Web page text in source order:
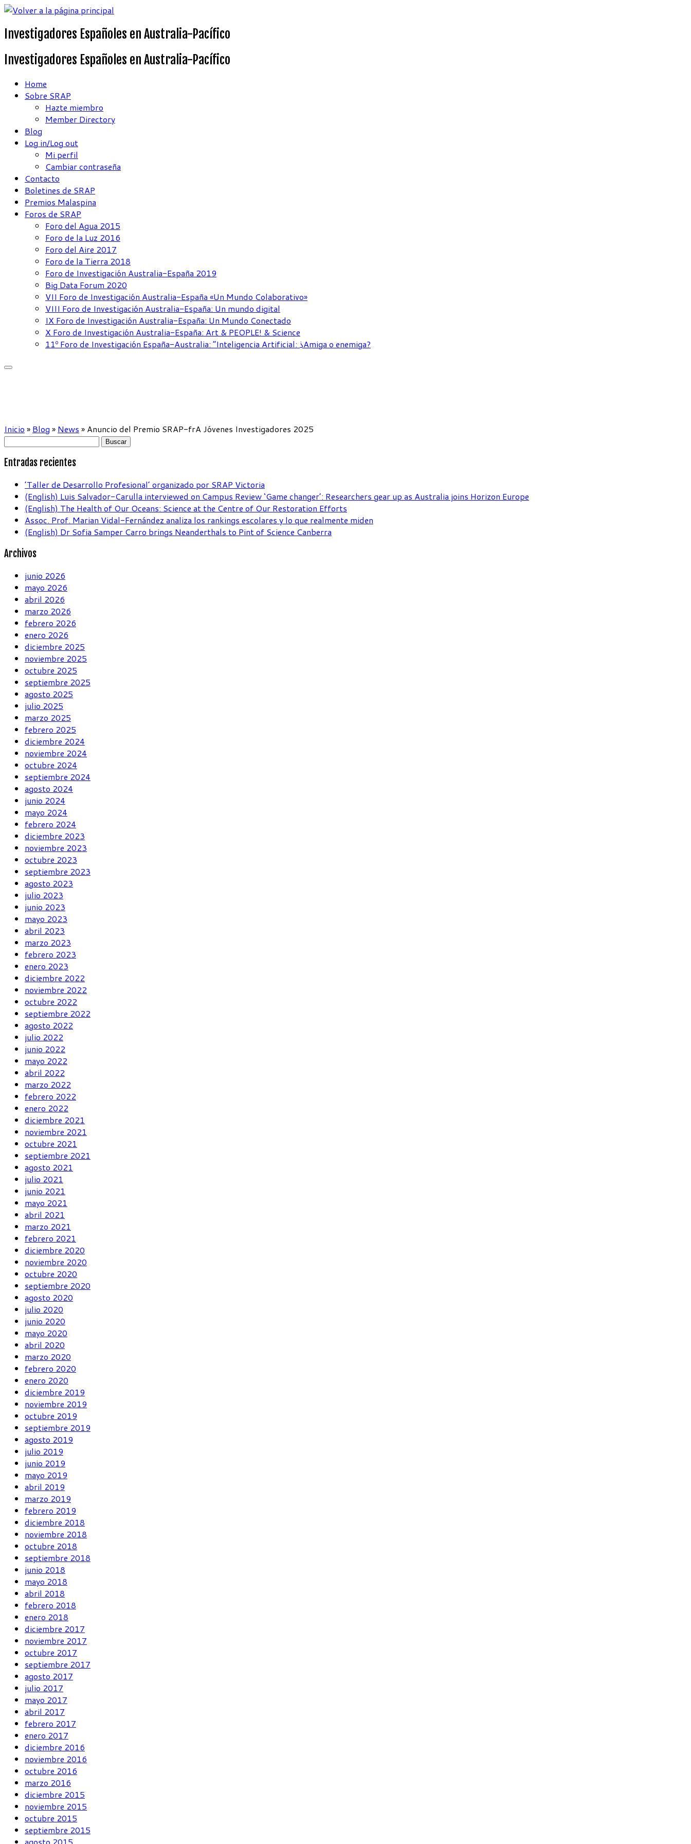
Saltar
contenido
Investigadores Españoles en Australia-Pacífico
Investigadores Españoles en Australia-Pacífico
Home
Sobre SRAP
Hazte miembro
Member Directory
Blog
Log in/Log out
Mi perfil
Cambiar contraseña
Contacto
Boletines de SRAP
Premios Malaspina
Foros de SRAP
Foro del Agua 2015
Foro de la Luz 2016
Foro del Aire 2017
Foro de la Tierra 2018
Foro de Investigación Australia-España 2019
Big Data Forum 2020
VII Foro de Investigación Australia-España «Un Mundo Colaborativo»
VIII Foro de Investigación Australia-España: Un mundo digital
IX Foro de Investigación Australia-España: Un Mundo Conectado
X Foro de Investigación Australia-España: Art & PEOPLE! & Science
11º Foro de Investigación España-Australia: “Inteligencia Artificial: ¿Amiga o enemiga?
Inicio » Blog » News » Anuncio del Premio SRAP-frA Jóvenes Investigadores 2025
Buscar:
Entradas recientes
’Taller de Desarrollo Profesional’ organizado por SRAP Victoria
(English) Luis Salvador-Carulla interviewed on Campus Review ‘Game changer’: Researchers gear up as Australia joins Horizon Europe
(English) The Health of Our Oceans: Science at the Centre of Our Restoration Efforts
Assoc. Prof. Marian Vidal-Fernández analiza los rankings escolares y lo que realmente miden
(English) Dr Sofia Samper Carro brings Neanderthals to Pint of Science Canberra
Archivos
junio 2026
mayo 2026
abril 2026
marzo 2026
febrero 2026
enero 2026
diciembre 2025
noviembre 2025
octubre 2025
septiembre 2025
agosto 2025
julio 2025
marzo 2025
febrero 2025
diciembre 2024
noviembre 2024
octubre 2024
septiembre 2024
agosto 2024
junio 2024
mayo 2024
febrero 2024
diciembre 2023
noviembre 2023
octubre 2023
septiembre 2023
agosto 2023
julio 2023
junio 2023
mayo 2023
abril 2023
marzo 2023
febrero 2023
enero 2023
diciembre 2022
noviembre 2022
octubre 2022
septiembre 2022
agosto 2022
julio 2022
junio 2022
mayo 2022
abril 2022
marzo 2022
febrero 2022
enero 2022
diciembre 2021
noviembre 2021
octubre 2021
septiembre 2021
agosto 2021
julio 2021
junio 2021
mayo 2021
abril 2021
marzo 2021
febrero 2021
diciembre 2020
noviembre 2020
octubre 2020
septiembre 2020
agosto 2020
julio 2020
junio 2020
mayo 2020
abril 2020
marzo 2020
febrero 2020
enero 2020
diciembre 2019
noviembre 2019
octubre 2019
septiembre 2019
agosto 2019
julio 2019
junio 2019
mayo 2019
abril 2019
marzo 2019
febrero 2019
diciembre 2018
noviembre 2018
octubre 2018
septiembre 2018
junio 2018
mayo 2018
abril 2018
febrero 2018
enero 2018
diciembre 2017
noviembre 2017
octubre 2017
septiembre 2017
agosto 2017
julio 2017
mayo 2017
abril 2017
febrero 2017
enero 2017
diciembre 2016
noviembre 2016
octubre 2016
marzo 2016
diciembre 2015
noviembre 2015
octubre 2015
septiembre 2015
agosto 2015